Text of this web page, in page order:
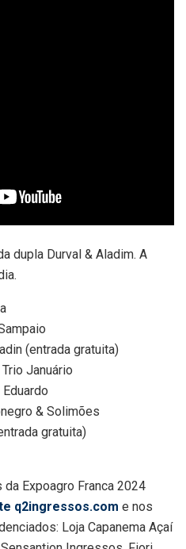
dupla Durval & Aladim. A
(entrada gratuita)
Januário
& Solimões
gratuita)
Expoagro Franca 2024
q2ingressos.com e nos
Loja Capanema Açaí